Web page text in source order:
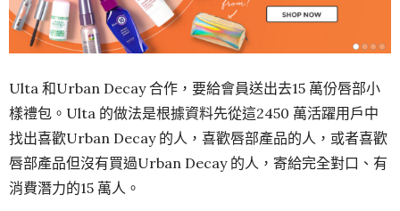
Ulta 和Urban Decay 合作，要給會員送出去15 萬份唇部小
樣禮包。Ulta 的做法是根據資料先從這2450 萬活躍用戶中
找出喜歡Urban Decay 的人，喜歡唇部產品的人，或者喜歡
唇部產品但沒有買過Urban Decay 的人，寄給完全對口、有
消費潛力的15 萬人。